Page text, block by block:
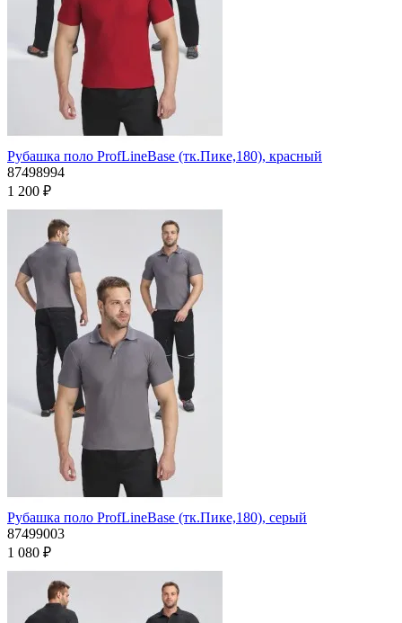
Рубашка поло ProfLineBase (тк.Пике,180), красный
87498994
1 200 ₽
Рубашка поло ProfLineBase (тк.Пике,180), серый
87499003
1 080 ₽